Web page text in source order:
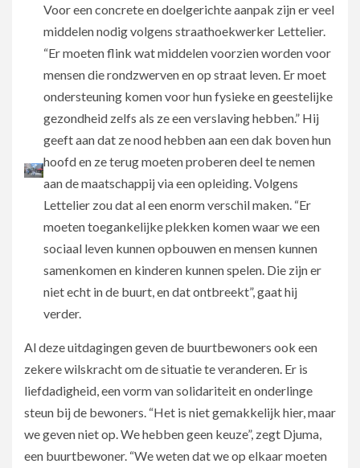
Voor een concrete en doelgerichte aanpak zijn er veel
middelen nodig volgens straathoekwerker Lettelier.
“Er moeten flink wat middelen voorzien worden voor
mensen die rondzwerven en op straat leven. Er moet
ondersteuning komen voor hun fysieke en geestelijke
gezondheid zelfs als ze een verslaving hebben.” Hij
geeft aan dat ze nood hebben aan een dak boven hun
hoofd en ze terug moeten proberen deel te nemen
aan de maatschappij via een opleiding. Volgens
Lettelier zou dat al een enorm verschil maken. “Er
moeten toegankelijke plekken komen waar we een
sociaal leven kunnen opbouwen en mensen kunnen
samenkomen en kinderen kunnen spelen. Die zijn er
niet echt in de buurt, en dat ontbreekt”, gaat hij
verder.
Al deze uitdagingen geven de buurtbewoners ook een
zekere wilskracht om de situatie te veranderen. Er is
liefdadigheid, een vorm van solidariteit en onderlinge
steun bij de bewoners. “Het is niet gemakkelijk hier, maar
we geven niet op. We hebben geen keuze”, zegt Djuma,
een buurtbewoner. “We weten dat we op elkaar moeten